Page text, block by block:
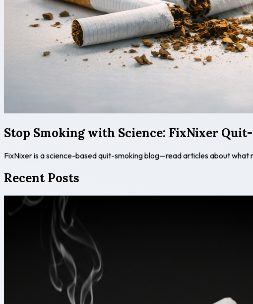
Stop Smoking with Science: FixNixer
FixNixer is a science-based quit-smoking blog—read articles about what
Recent Posts